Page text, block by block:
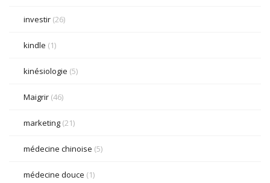
investir (26)
kindle (1)
kinésiologie (5)
Maigrir (46)
marketing (21)
médecine chinoise (5)
médecine douce (1)